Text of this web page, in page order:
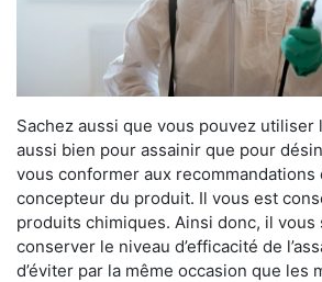
Sachez aussi que vous pouvez utiliser
aussi bien pour assainir que pour
vous conformer aux recommandations
concepteur du produit. Il vous est
produits chimiques. Ainsi donc, il vous
conserver le niveau d’efficacité de
d’éviter par la même occasion que les